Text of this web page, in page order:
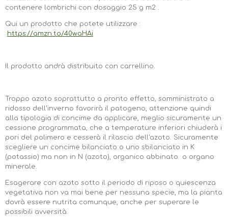
contenere lombrichi con dosaggio 25 g m2 .
Qui un prodotto che potete utilizzare :
https://amzn.to/40waHAi
Il prodotto andrà distribuito con carrellino.
Troppo azoto soprattutto a pronto effetto, somministrato a
ridosso dell'inverno favorirà il patogeno, attenzione quindi
alla tipologia di concime da applicare, meglio sicuramente un
cessione programmata, che a temperature inferiori chiuderà i
pori del polimero e cesserà il rilascio dell'azoto. Sicuramente
scegliere un concime bilanciato o uno sbilanciato in K
(potassio) ma non in N (azoto), organico abbinato o organo
minerale.
Esagerare con azoto sotto il periodo di riposo o quiescenza
vegetativa non va mai bene per nessuna specie, ma la pianta
dovrà essere nutrita comunque, anche per superare le
possibili avversità.